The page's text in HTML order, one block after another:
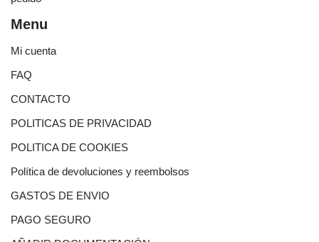
Menu
Mi cuenta
FAQ
CONTACTO
POLITICAS DE PRIVACIDAD
POLITICA DE COOKIES
Política de devoluciones y reembolsos
GASTOS DE ENVIO
PAGO SEGURO